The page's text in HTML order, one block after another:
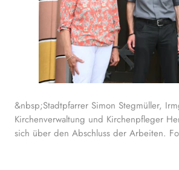
&nbsp;Stadtpfarrer Simon Stegmüller,
Kirchenverwaltung und Kirchenpfleger
sich über den Abschluss der Arbeiten.